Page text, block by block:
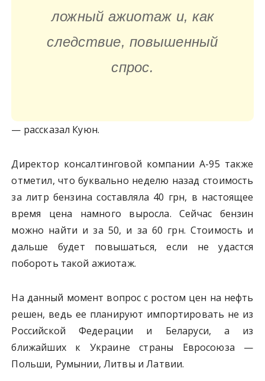
ложный ажиотаж и, как
следствие, повышенный
спрос.
— рассказал Куюн.
Директор консалтинговой компании А-95 также
отметил, что буквально неделю назад стоимость
за литр бензина составляла 40 грн, в настоящее
время цена намного выросла. Сейчас бензин
можно найти и за 50, и за 60 грн. Стоимость и
дальше будет повышаться, если не удастся
побороть такой ажиотаж.
На данный момент вопрос с ростом цен на нефть
решен, ведь ее планируют импортировать не из
Российской Федерации и Беларуси, а из
ближайших к Украине страны Евросоюза —
Польши, Румынии, Литвы и Латвии.